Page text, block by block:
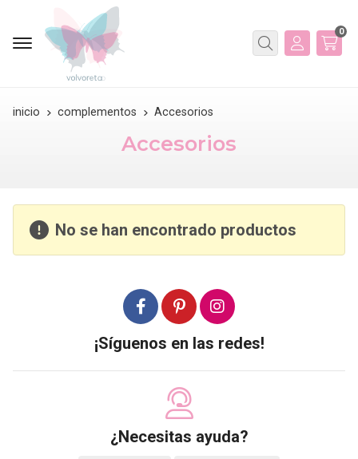
Buscar
0
inicio complementos Accesorios
Accesorios
No se han encontrado productos
¡Síguenos en las redes!
¿Necesitas ayuda?